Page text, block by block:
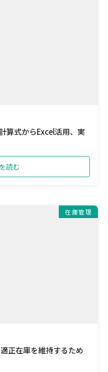
算式からExcel活用、実
読む
在庫管理
正在庫を維持するため